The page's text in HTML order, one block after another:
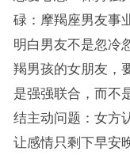
碌：摩羯座男友事
明白男友不是忽冷
羯男孩的女朋友，
是强强联合，而不
结主动问题：女方
让感情只剩下早安